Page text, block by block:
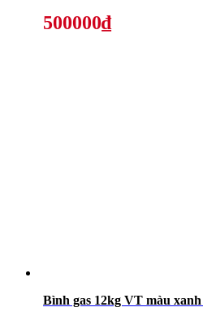
500000₫
Bình gas 12kg VT màu xanh